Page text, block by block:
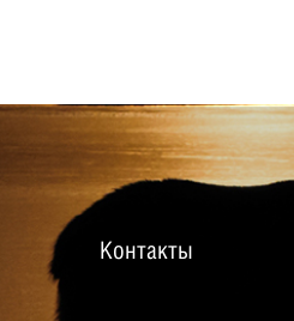
Контакты